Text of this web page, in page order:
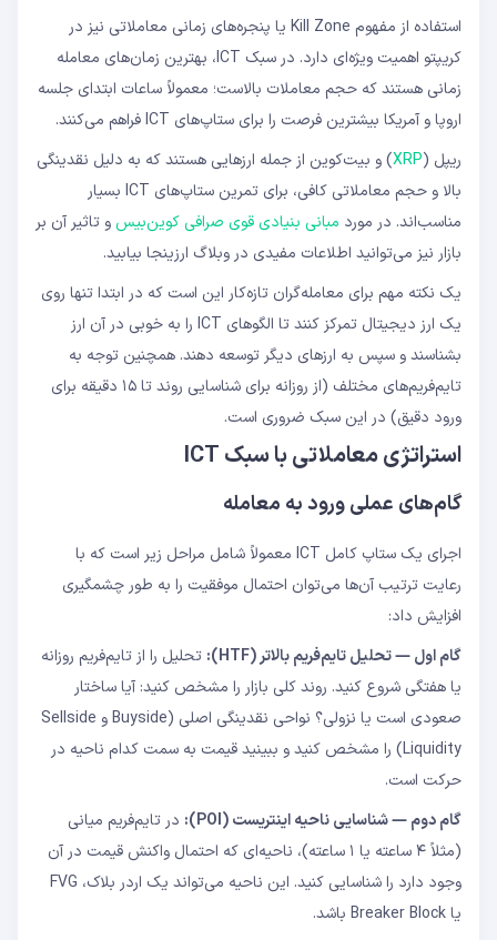
استفاده از مفهوم Kill Zone یا پنجره‌های زمانی معاملاتی نیز در
کریپتو اهمیت ویژه‌ای دارد. در سبک ICT، بهترین زمان‌های معامله
زمانی هستند که حجم معاملات بالاست؛ معمولاً ساعات ابتدای جلسه
اروپا و آمریکا بیشترین فرصت را برای ستاپ‌های ICT فراهم می‌کنند.
ریپل (XRP) و بیت‌کوین از جمله ارزهایی هستند که به دلیل نقدینگی
بالا و حجم معاملاتی کافی، برای تمرین ستاپ‌های ICT بسیار
مناسب‌اند. در مورد مبانی بنیادی قوی صرافی کوین‌بیس و تاثیر آن بر
بازار نیز می‌توانید اطلاعات مفیدی در وبلاگ ارزینجا بیابید.
یک نکته مهم برای معامله‌گران تازه‌کار این است که در ابتدا تنها روی
یک ارز دیجیتال تمرکز کنند تا الگوهای ICT را به خوبی در آن ارز
بشناسند و سپس به ارزهای دیگر توسعه دهند. همچنین توجه به
تایم‌فریم‌های مختلف (از روزانه برای شناسایی روند تا ۱۵ دقیقه برای
ورود دقیق) در این سبک ضروری است.
استراتژی معاملاتی با سبک ICT
گام‌های عملی ورود به معامله
اجرای یک ستاپ کامل ICT معمولاً شامل مراحل زیر است که با
رعایت ترتیب آن‌ها می‌توان احتمال موفقیت را به طور چشمگیری
افزایش داد:
گام اول — تحلیل تایم‌فریم بالاتر (HTF):
تحلیل را از تایم‌فریم روزانه
یا هفتگی شروع کنید. روند کلی بازار را مشخص کنید: آیا ساختار
صعودی است یا نزولی؟ نواحی نقدینگی اصلی (Buyside و Sellside
Liquidity) را مشخص کنید و ببینید قیمت به سمت کدام ناحیه در
حرکت است.
گام دوم — شناسایی ناحیه اینتریست (POI):
در تایم‌فریم میانی
(مثلاً ۴ ساعته یا ۱ ساعته)، ناحیه‌ای که احتمال واکنش قیمت در آن
وجود دارد را شناسایی کنید. این ناحیه می‌تواند یک اردر بلاک، FVG
یا Breaker Block باشد.